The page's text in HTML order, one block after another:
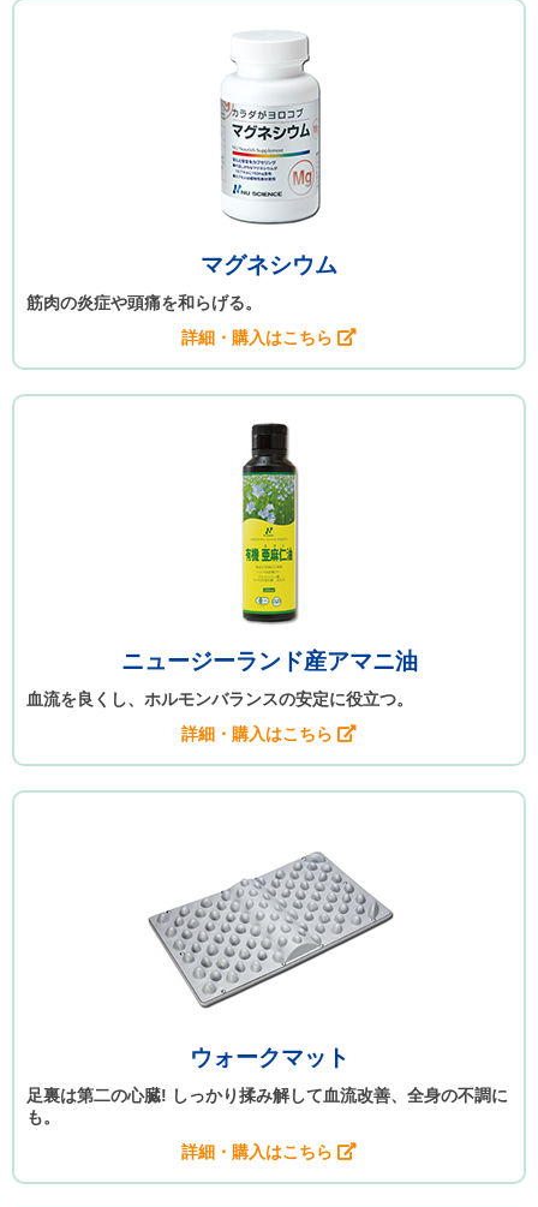
マグネシウム
筋肉の炎症や頭痛を和らげる。
詳細・購入はこちら
ニュージーランド産アマニ油
血流を良くし、ホルモンバランスの安定に役立つ。
詳細・購入はこちら
ウォークマット
足裏は第二の心臓! しっかり揉み解して血流改善、全身の不調に
も。
詳細・購入はこちら